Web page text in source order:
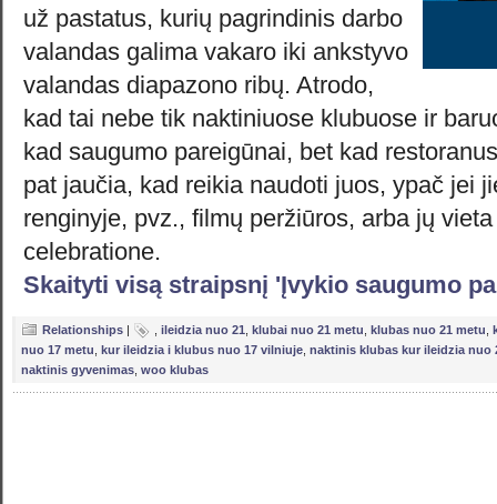
už pastatus, kurių pagrindinis darbo
valandas galima vakaro iki ankstyvo
valandas diapazono ribų. Atrodo,
kad tai nebe tik naktiniuose klubuose ir
kad saugumo pareigūnai, bet kad
pat jaučia, kad reikia naudoti juos, ypač jei
renginyje, pvz., filmų peržiūros, arba jų
celebratione.
Skaityti visą straipsnį 'Įvykio saugumo
Relationships | ileidzia nuo 21 klubai nuo 21 metu klubas nuo 21 metu
nuo 17 metu kur ileidzia i klubus nuo 17 vilniuje naktinis klubas kur ileidzia nuo
naktinis gyvenimas woo klubas